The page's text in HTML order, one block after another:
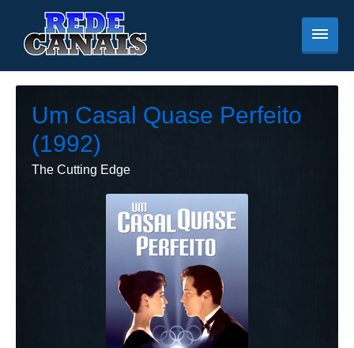
Um Casal Quase Perfeito
(1992)
The Cutting Edge